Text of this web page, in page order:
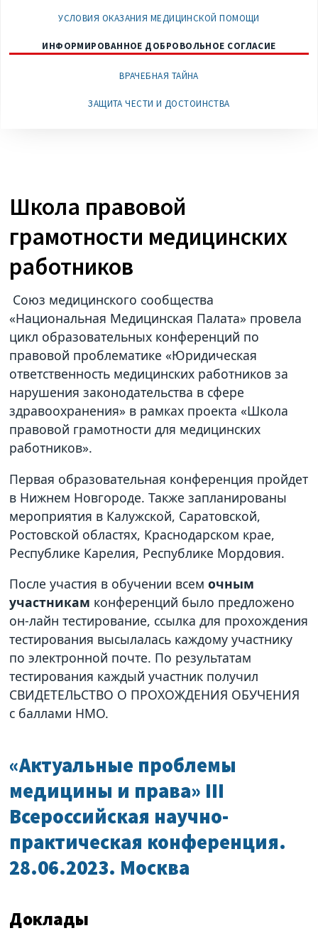
УСЛОВИЯ ОКАЗАНИЯ МЕДИЦИНСКОЙ ПОМОЩИ
ИНФОРМИРОВАННОЕ ДОБРОВОЛЬНОЕ СОГЛАСИЕ
ВРАЧЕБНАЯ ТАЙНА
ЗАЩИТА ЧЕСТИ И ДОСТОИНСТВА
Школа правовой
грамотности медицинских
работников
Союз медицинского сообщества
«Национальная Медицинская Палата» провела
цикл образовательных конференций по
правовой проблематике «Юридическая
ответственность медицинских работников за
нарушения законодательства в сфере
здравоохранения» в рамках проекта «Школа
правовой грамотности для медицинских
работников».
Первая образовательная конференция пройдет
в Нижнем Новгороде. Также запланированы
мероприятия в Калужской, Саратовской,
Ростовской областях, Краснодарском крае,
Республике Карелия, Республике Мордовия.
После участия в обучении всемочным
участникам конференций было предложено
он-лайн тестирование, ссылка для прохождения
тестирования высылалась каждому участнику
по электронной почте. По результатам
тестирования каждый участник получил
СВИДЕТЕЛЬСТВО О ПРОХОЖДЕНИЯ ОБУЧЕНИЯ
с баллами НМО.
«Актуальные проблемы
медицины и права» III
Всероссийская научно-
практическая конференция.
28.06.2023. Москва
Доклады